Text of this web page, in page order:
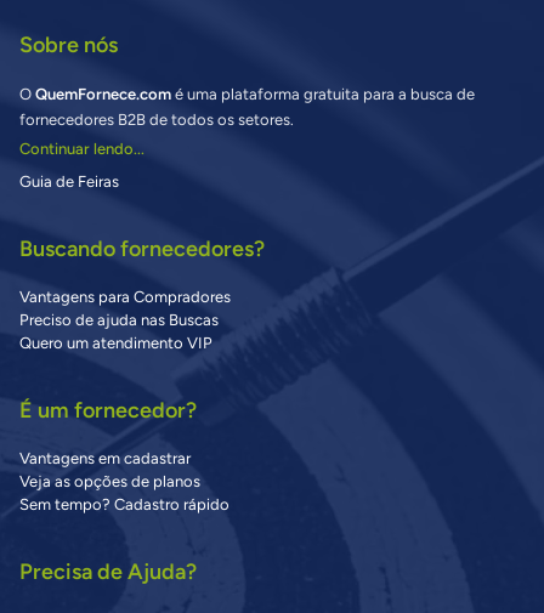
Sobre nós
O QuemFornece.com é uma plataforma gratuita para a busca de
fornecedores B2B de todos os setores.
Continuar lendo...
Guia de Feiras
Buscando fornecedores?
Vantagens para Compradores
Preciso de ajuda nas Buscas
Quero um atendimento VIP
É um fornecedor?
Vantagens em cadastrar
Veja as opções de planos
Sem tempo? Cadastro rápido
Precisa de Ajuda?